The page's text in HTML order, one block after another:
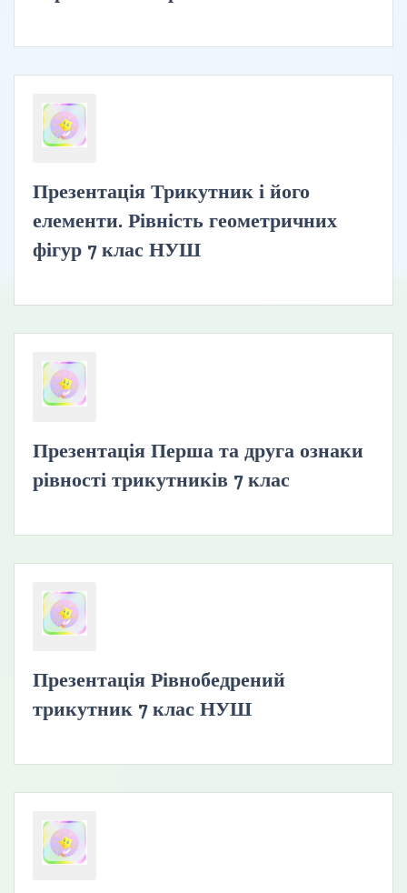
Презентація Трикутник і його
елементи. Рівність геометричних
фігур 7 клас НУШ
Презентація Перша та друга ознаки
рівності трикутників 7 клас
Презентація Рівнобедрений
трикутник 7 клас НУШ